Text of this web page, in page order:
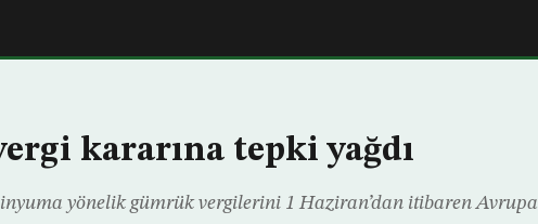
kararına tepki yağdı
yönelik gümrük vergilerini 1 Haziran’dan itibaren Avrupa